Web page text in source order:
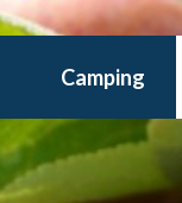
Camping